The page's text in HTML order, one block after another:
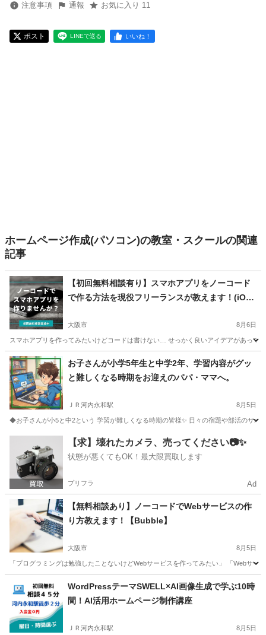
注意事項 通報 お気に入り 11
ポスト LINEで送る いいね！
ホームページ作成(パソコン)の教室・スクールの関連
記事
【初回無料相談有り】スマホアプリをノーコード
で作る方法を現役フリーランスが教えます！(iOS
大阪市 8月6日
スマホアプリを作ってみたいけどコードは書けない… せっかく良いアイデアがあって
大阪 大阪市 その他 東京 世田谷区 その他
ノーコード
お子さんが小学5年生と中学2年、学習内容がグッ
と難しくなる時期をお迎えのパパ・ママへ。
ＪＲ河内永和駅 8月5日
◆お子さんが小5と中2という 学習が難しくなる時期の皆様✨ 日々の宿題や部活のサ
ＪＲ河内永和駅 ホームページ作成 Canva
【求】壊れたカメラ、売ってください📷✨
状態が悪くてもOK！最大限買取します
プリフラ Ad
【無料相談あり】ノーコードでWebサービスの作
り方教えます！【Bubble】
大阪市 8月5日
「プログラミングは勉強したことないけどWebサービスを作ってみたい」 「Webサ
WordPressテーマSWELL×AI画像生成で学ぶ10時
間！AI活用ホームページ制作講座
ＪＲ河内永和駅 8月5日